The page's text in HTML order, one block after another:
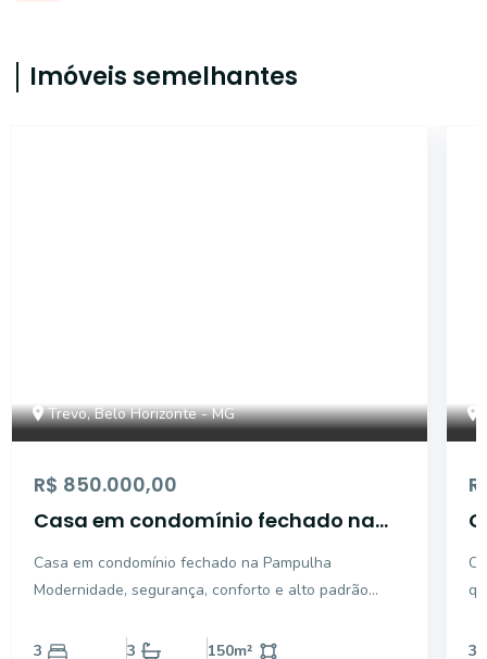
Imóveis semelhantes
Trevo, Belo Horizonte - MG
R$ 850.000,00
Casa em condomínio fechado na
Casa em condomínio fechado na Pampulha
Modernidade, segurança, conforto e alto padrão
bairro nobre da Pampulha! O condomínio, recém
3 3 150m² 3